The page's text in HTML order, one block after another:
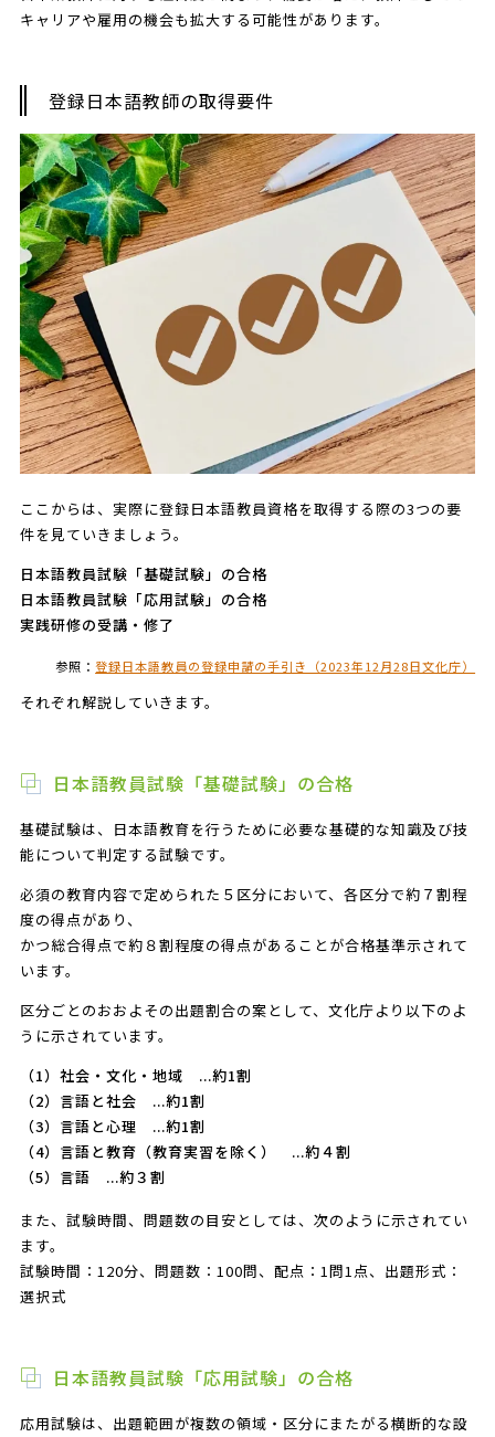
キャリアや雇用の機会も拡大する可能性があります。
登録日本語教師の取得要件
ここからは、実際に登録日本語教員資格を取得する際の3つの要
件を見ていきましょう。
日本語教員試験「基礎試験」の合格
日本語教員試験「応用試験」の合格
実践研修の受講・修了
参照：登録日本語教員の登録申請の手引き（2023年12月28日文化庁）
それぞれ解説していきます。
日本語教員試験「基礎試験」の合格
基礎試験は、日本語教育を行うために必要な基礎的な知識及び技
能について判定する試験です。
必須の教育内容で定められた５区分において、各区分で約７割程
度の得点があり、
かつ総合得点で約８割程度の得点があることが合格基準示されて
います。
区分ごとのおおよその出題割合の案として、文化庁より以下のよ
うに示されています。
（1）社会・文化・地域 ...約1割
（2）言語と社会 ...約1割
（3）言語と心理 ...約1割
（4）言語と教育（教育実習を除く） ...約４割
（5）言語 ...約３割
また、試験時間、問題数の目安としては、次のように示されてい
ます。
試験時間：120分、問題数：100問、配点：1問1点、出題形式：
選択式
日本語教員試験「応用試験」の合格
応用試験は、出題範囲が複数の領域・区分にまたがる横断的な設